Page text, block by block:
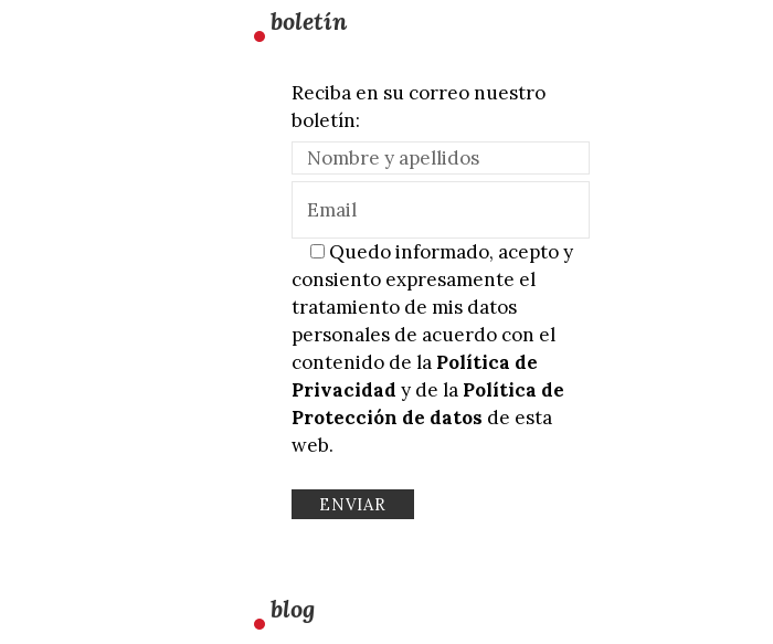
boletín
Reciba en su correo nuestro
boletín:
Quedo informado, acepto y
consiento expresamente el
tratamiento de mis datos
personales de acuerdo con el
contenido de la Política de
Privacidad y de la Política de
Protección de datos de esta
web.
blog